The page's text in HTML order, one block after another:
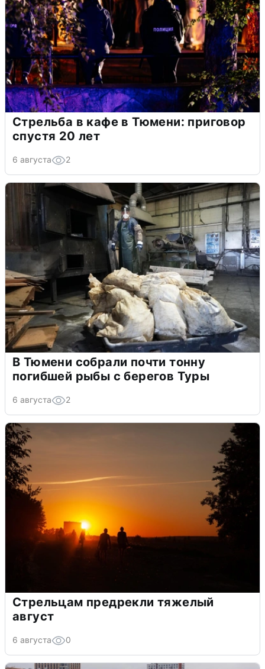
Стрельба в кафе в Тюмени: приговор
спустя 20 лет
6 августа 2
В Тюмени собрали почти тонну
погибшей рыбы с берегов Туры
6 августа 2
Стрельцам предрекли тяжелый
август
6 августа 0